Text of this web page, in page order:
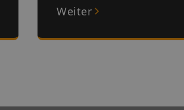
Weiter